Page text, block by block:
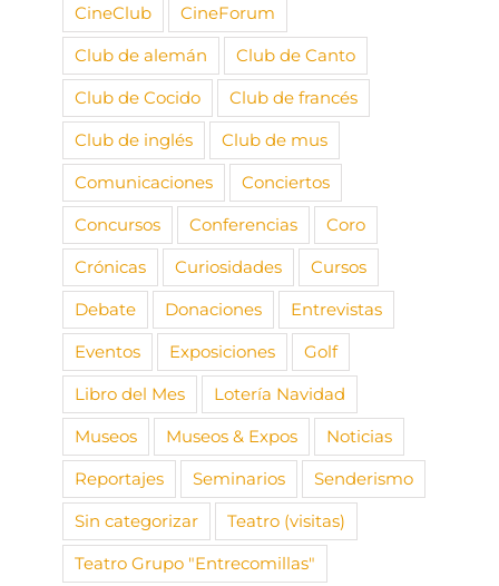
CineClub
CineForum
Club de alemán
Club de Canto
Club de Cocido
Club de francés
Club de inglés
Club de mus
Comunicaciones
Conciertos
Concursos
Conferencias
Coro
Crónicas
Curiosidades
Cursos
Debate
Donaciones
Entrevistas
Eventos
Exposiciones
Golf
Libro del Mes
Lotería Navidad
Museos
Museos & Expos
Noticias
Reportajes
Seminarios
Senderismo
Sin categorizar
Teatro (visitas)
Teatro Grupo "Entrecomillas"